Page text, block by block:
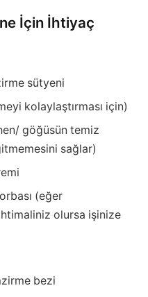
İçin İhtiyaç
sütyeni
kolaylaştırması için)
göğüsün temiz
sağlar)
(eğer
olursa işinize
bezi